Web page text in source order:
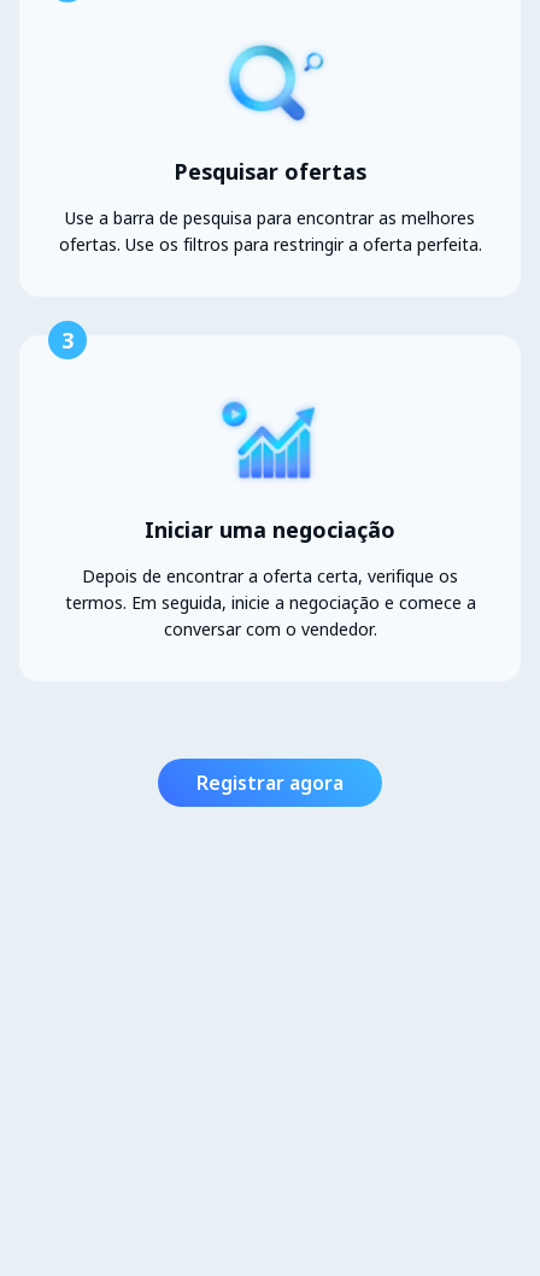
Pesquisar ofertas
Use a barra de pesquisa para encontrar as melhores
ofertas. Use os filtros para restringir a oferta perfeita.
3
Iniciar uma negociação
Depois de encontrar a oferta certa, verifique os
termos. Em seguida, inicie a negociação e comece a
conversar com o vendedor.
Registrar agora